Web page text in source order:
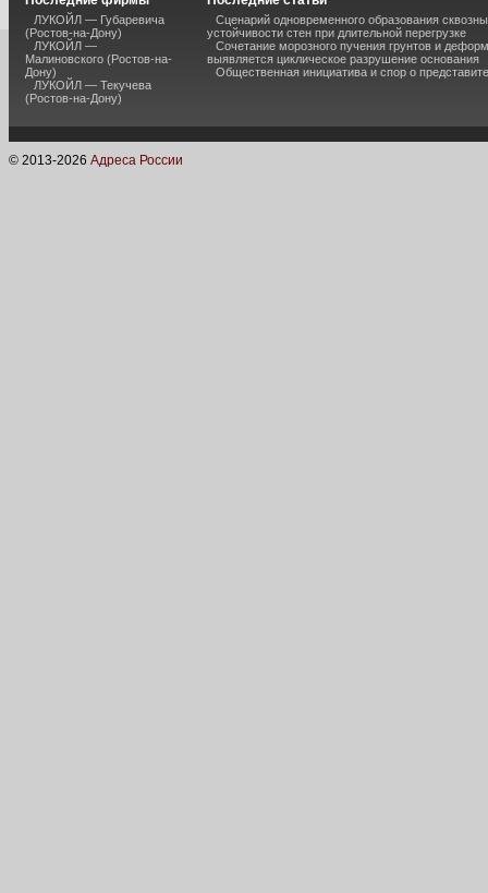
ЛУКОЙЛ — Губаревича
(Ростов-на-Дону)
ЛУКОЙЛ —
Малиновского (Ростов-на-
Дону)
ЛУКОЙЛ — Текучева
(Ростов-на-Дону)
Сценарий одновременного образования
устойчивости стен при длительной перегрузке
Сочетание морозного пучения грунтов и
выявляется циклическое разрушение основания
Общественная инициатива и спор о
© 2013-2026 Адреса России